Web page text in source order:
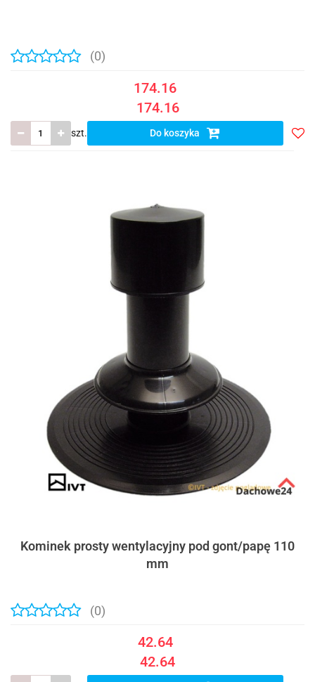
(0)
174.16
174.16
szt. Do koszyka
Kominek prosty wentylacyjny pod gont/papę 110
mm
(0)
42.64
42.64